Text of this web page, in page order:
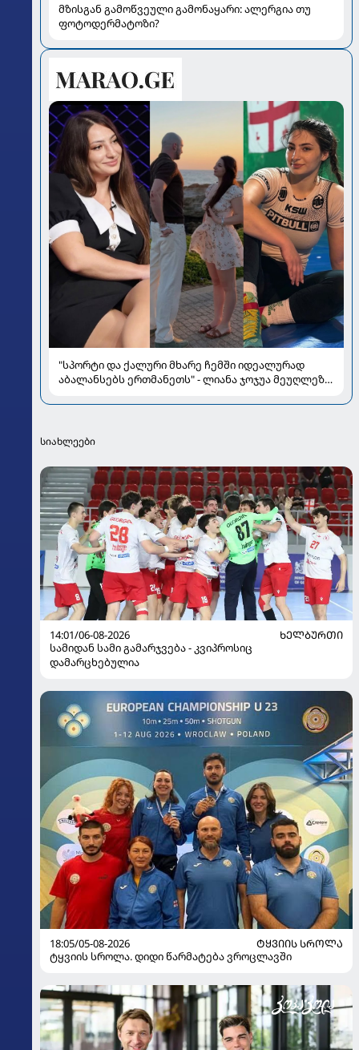
მზისგან გამოწვეული გამონაყარი: ალერგია თუ
ფოტოდერმატოზი?
"სპორტი და ქალური მხარე ჩემში იდეალურად
აბალანსებს ერთმანეთს" - ლიანა ჯოჯუა მეუღლეზე,
სიახლეები
14:01/06-08-2026
ᲮᲔᲚᲑᲣᲠᲗᲘ
სამიდან სამი გამარჯვება - კვიპროსიც
დამარცხებულია
18:05/05-08-2026
ᲢᲧᲕᲘᲘᲡ ᲡᲠᲝᲚᲐ
ტყვიის სროლა. დიდი წარმატება ვროცლავში